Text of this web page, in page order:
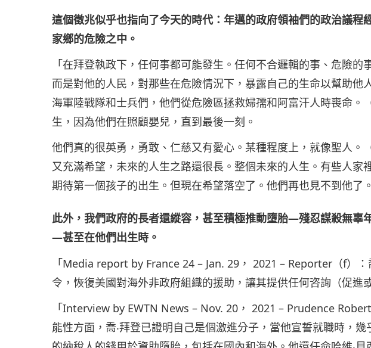
這個徵兆似乎也指向了今天的時代：年邁的政府領袖們的政治議程
家鄉的危險之中。
「在拜登執政下，任何事都可能發生。任何不合邏輯的事、危險的
而是對他的人民，對那些在危險情況下，暴露自己的生命以幫助他
海軍陸戰隊和士兵們，他們從危險區拯救婦孺和阿富汗人時喪命。
生，因為他們在照顧嬰兒，直到最後一刻。
他們真的很英勇，勇敢、仁慈又有愛心。某種程度上，就像聖人。
又充滿希望，未來的人生之路還很長。整個未來的人生。有些人家
期待第一個孩子的出生。但現在希望落空了。他們再也見不到他了
此外，我們政府的長者還縱容，甚至積極推動墮胎—殘忍謀殺無辜
—甚至在他們出生時。
「Media report by France 24 – Jan. 29， 2021 – Reporter（f）
令，恢復美國對海外非政府組織的援助，讓其提供任何咨詢（促進
「Interview by EWTN News – Nov. 20， 2021 – Prudence
能性方面，喬‧拜登已證明自己是個激進分子，當他宣誓就職時，